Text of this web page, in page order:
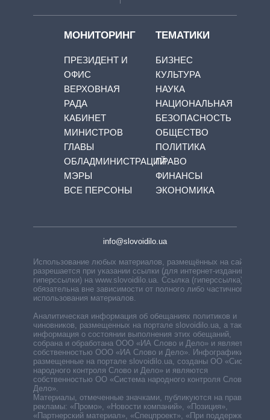
МОНИТОРИНГ
ПРЕЗИДЕНТ И
ОФИС
ВЕРХОВНАЯ
РАДА
КАБИНЕТ
МИНИСТРОВ
ГЛАВЫ
ОБЛАДМИНИСТРАЦИЙ
МЭРЫ
ВСЕ ПЕРСОНЫ
ТЕМАТИКИ
БИЗНЕС
КУЛЬТУРА
НАУКА
НАЦИОНАЛЬНАЯ
БЕЗОПАСНОСТЬ
ОБЩЕСТВО
ПОЛИТИКА
ПРАВО
ФИНАНСЫ
ЭКОНОМИКА
info@slovoidilo.ua
Использование любых материалов, размещённых на сайте,
разрешается при указании ссылки (для интернет-изданий —
гиперссылки) на www.slovoidilo.ua. Ссылка (гиперссылка)
обязательна вне зависимости от полного либо частичного
использования материалов.
Аналитическая информация об обещаниях политиков и
чиновников, размещенных на портале slovoidilo.ua, а также
информация о состоянии выполнения этих обещаний,
собрана и обработана ООО «ИА Слово и Дело» и является
собственностью ООО «ИА Слово и Дело». Инфографики,
размещенные на портале slovoidilo.ua, созданы ОО «Система
народного контроля Слово и Дело» и являются
собственностью ОО «Система народного контроля Слово и
Дело».
Материалы, отмеченные значками, публикуются на правах
рекламы: «Промо», «Новости компаний», «Позиция»,
«Партнерский материал», «Спецпроект», «При поддержке».